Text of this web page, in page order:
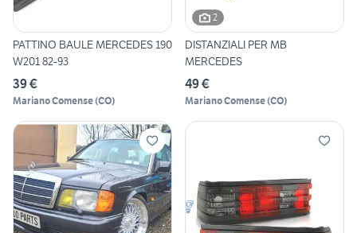
PATTINO BAULE MERCEDES 190
W201 82-93
39 €
Mariano Comense(CO)
2
DISTANZIALI PER MB
MERCEDES
49 €
Mariano Comense(CO)